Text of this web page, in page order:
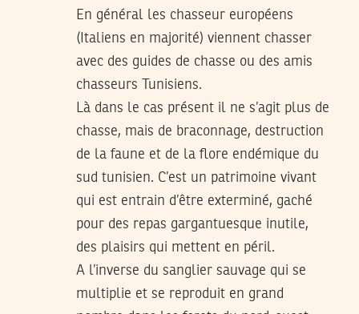
En général les chasseur européens
(Italiens en majorité) viennent chasser
avec des guides de chasse ou des amis
chasseurs Tunisiens.
Là dans le cas présent il ne s’agit plus de
chasse, mais de braconnage, destruction
de la faune et de la flore endémique du
sud tunisien. C’est un patrimoine vivant
qui est entrain d’être exterminé, gaché
pour des repas gargantuesque inutile,
des plaisirs qui mettent en péril.
A l’inverse du sanglier sauvage qui se
multiplie et se reproduit en grand